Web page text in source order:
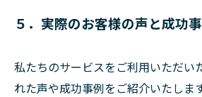
５．実際のお客様の声と成功
私たちのサービスをご利用いただい
れた声や成功事例をご紹介いたしま